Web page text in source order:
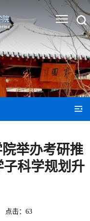
举办考研推
科学规划升
击： 63